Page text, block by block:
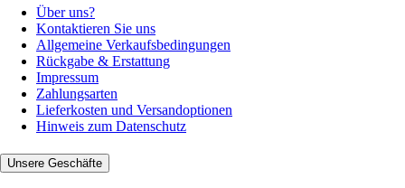
Über uns?
Kontaktieren Sie uns
Allgemeine Verkaufsbedingungen
Rückgabe & Erstattung
Impressum
Zahlungsarten
Lieferkosten und Versandoptionen
Hinweis zum Datenschutz
Unsere Geschäfte